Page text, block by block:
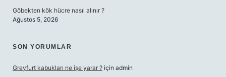
Göbekten kök hücre nasıl alınır ?
Ağustos 5, 2026
SON YORUMLAR
Greyfurt kabukları ne işe yarar ? için admin